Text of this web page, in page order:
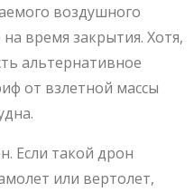
воздушного
время закрытия. Хотя,
альтернативное
от взлетной массы
Если такой дрон
или вертолет,